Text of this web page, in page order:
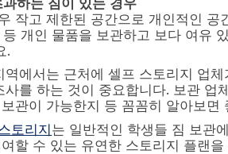
과하는 짐이 있는 경우
작고 제한된 공간으로 개인적인 공
개인 물품을 보관하고 보다 여유
.
에서는 근처에 셀프 스토리지 업
를 하는 것이 중요합니다. 보관 업
관이 가능한지 등 꼼꼼히 알아보면
토리지는 일반적인 학생들 짐 보관
할 수 있는 유연한 스토리지 플랜을